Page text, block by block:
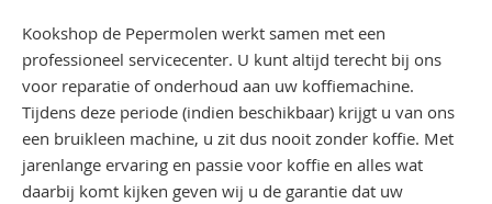
Kookshop de Pepermolen werkt samen met een
professioneel servicecenter. U kunt altijd terecht bij ons
voor reparatie of onderhoud aan uw koffiemachine.
Tijdens deze periode (indien beschikbaar) krijgt u van ons
een bruikleen machine, u zit dus nooit zonder koffie. Met
jarenlange ervaring en passie voor koffie en alles wat
daarbij komt kijken geven wij u de garantie dat uw